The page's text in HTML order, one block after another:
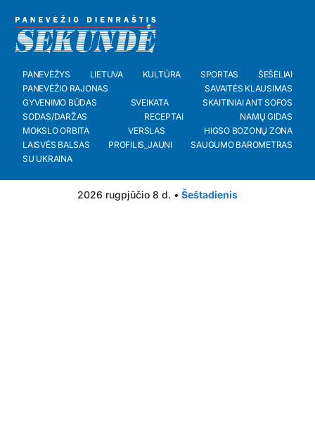
PANEVĖŽYS LIETUVA KULTŪRA SPORTAS
ŠEŠĖLIAI
PANEVĖŽIO RAJONAS
SAVAITĖS KLAUSIMAS
GYVENIMO BŪDAS
SVEIKATA
SKAITINIAI ANT SOFOS
SODAS/DARŽAS
RECEPTAI
NAMŲ GIDAS
MOKSLO ORBITA
VERSLAS
HIGSO BOZONŲ ZONA
LAISVĖS BALSAS
PROFILIS_JAUNI
SAUGUMO BAROMETRAS
SU UKRAINA
2026 rugpjūčio 8 d. • Šeštadienis